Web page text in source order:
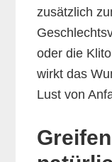
zusätzlich
oder die
wirkt das
Lust von